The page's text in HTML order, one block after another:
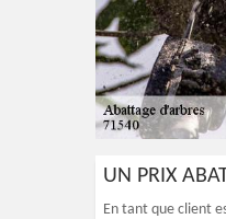
UN PRIX
En tant que client